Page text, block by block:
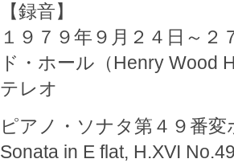
【録音】
１９７９年９月２４日～
ド・ホール（Henry
テレオ
ピアノ・ソナタ第４９番
Sonata in E flat, H.XVI